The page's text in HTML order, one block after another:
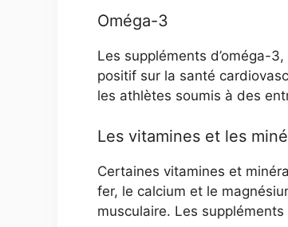
Oméga-3
Les suppléments d’oméga-
positif sur la santé
les athlètes soumis à des
Les vitamines et les
Certaines vitamines et
fer, le calcium et le
musculaire. Les